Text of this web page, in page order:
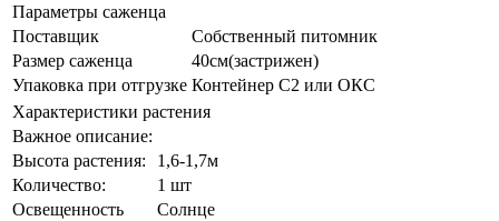
Параметры саженца
Поставщик
Собственный питомник
Размер саженца
40см(застрижен)
Упаковка при отгрузке Контейнер С2 или ОКС
Характеристики растения
Важное описание:
Выcота растения:
1,6-1,7м
Количeствo:
1 шт
Освещенность
Солнце